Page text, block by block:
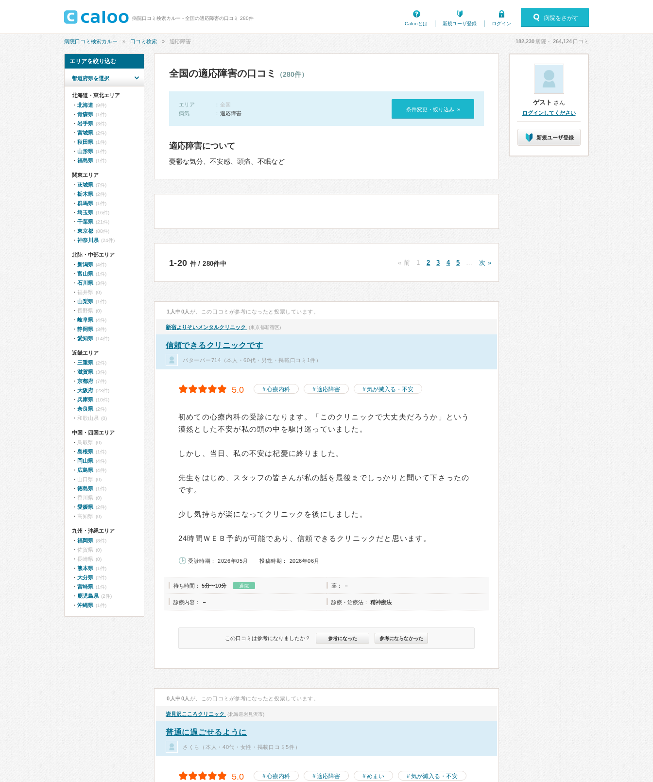
病院口コミ検索カルー - 全国の適応障害の口コミ 280件
Calooとは
新規ユーザ登録 ログイン
病院をさがす
病院口コミ検索カルー 口コミ検索 適応障害 182,230病院・ 264,124 口コミ
全国の適応障害の口コミ （280件）
エリア
全国
病気
適応障害
条件変更・絞り込み »
適応障害について
憂鬱な気分、不安感、頭痛、不眠など
1-20 件 / 280件中 « 前 1 2 3 4 5 次 »
1人中0人 が、この口コミが参考になったと投票しています。
新宿よりそいメンタルクリニック (東京都新宿区)
信頼できるクリニックです
バターバー714（本人・60代・男性・掲載口コミ1件）
5.0 心療内科 適応障害 気が滅入る・不安
初めての心療内科の受診になります。「このクリニックで大丈夫だろうか」という
漠然とした不安が私の頭の中を駆け巡っていました。
しかし、当日、私の不安は杞憂に終りました。
先生をはじめ、スタッフの皆さんが私の話を最後までしっかりと聞いて下さったの
です。
少し気持ちが楽になってクリニックを後にしました。
24時間ＷＥＢ予約が可能であり、信頼できるクリニックだと思います。
受診時期： 2026年05月 投稿時期： 2026年06月
待ち時間： 5分〜10分 通院 薬： －
診療内容： － 診療・治療法： 精神療法
この口コミは参考になりましたか？ 参考になった 参考にならなかった
0人中0人 が、この口コミが参考になったと投票しています。
岩見沢こころクリニック (北海道岩見沢市)
普通に過ごせるように
さくら（本人・40代・女性・掲載口コミ5件）
5.0 心療内科 適応障害 めまい 気が滅入る・不安
エリアを絞り込む
都道府県を選択
北海道・東北エリア
北海道 (9件)
青森県 (1件)
岩手県 (3件)
宮城県 (2件)
秋田県 (1件)
山形県 (1件)
福島県 (1件)
関東エリア
茨城県 (7件)
栃木県 (2件)
群馬県 (1件)
埼玉県 (16件)
千葉県 (21件)
東京都 (88件)
神奈川県 (24件)
北陸・中部エリア
新潟県 (4件)
富山県 (1件)
石川県 (3件)
福井県 (0)
山梨県 (1件)
長野県 (0)
岐阜県 (4件)
静岡県 (3件)
愛知県 (14件)
近畿エリア
三重県 (2件)
滋賀県 (3件)
京都府 (7件)
大阪府 (23件)
兵庫県 (10件)
奈良県 (2件)
和歌山県 (0)
中国・四国エリア
鳥取県 (0)
島根県 (1件)
岡山県 (4件)
広島県 (4件)
山口県 (0)
徳島県 (1件)
香川県 (0)
愛媛県 (2件)
高知県 (0)
九州・沖縄エリア
福岡県 (8件)
佐賀県 (0)
長崎県 (0)
熊本県 (1件)
大分県 (2件)
宮崎県 (1件)
鹿児島県 (2件)
沖縄県 (1件)
ゲスト さん
ログインしてください
新規ユーザ登録